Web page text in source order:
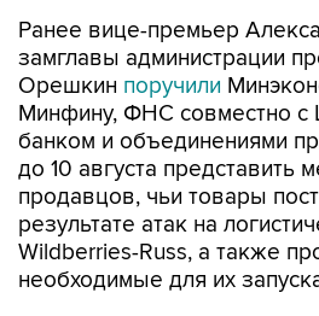
Ранее вице-премьер
замглавы администрации
Орешкин поручили
Минфину, ФНС совместно с
банком и объединениями
до 10 августа представить
продавцов, чьи товары
результате атак на
Wildberries-Russ, а также
необходимые для их